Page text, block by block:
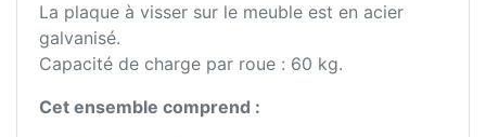
La plaque à visser sur le meuble est en acier
galvanisé.
Capacité de charge par roue : 60 kg.
Cet ensemble comprend :